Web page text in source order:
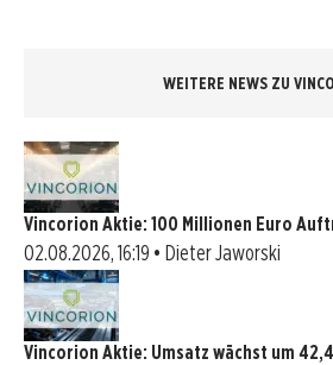
WEITERE NEWS ZU
Vincorion Aktie: 100 Millionen Euro
02.08.2026, 16:19 • Dieter Jaworski
Vincorion Aktie: Umsatz wächst um